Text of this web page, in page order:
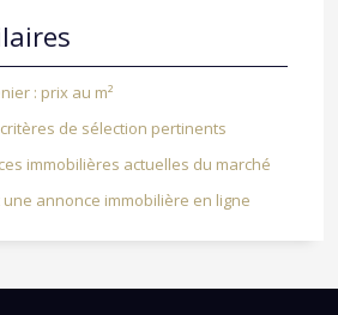
: prix au m²
de sélection pertinents
immobilières actuelles du marché
annonce immobilière en ligne